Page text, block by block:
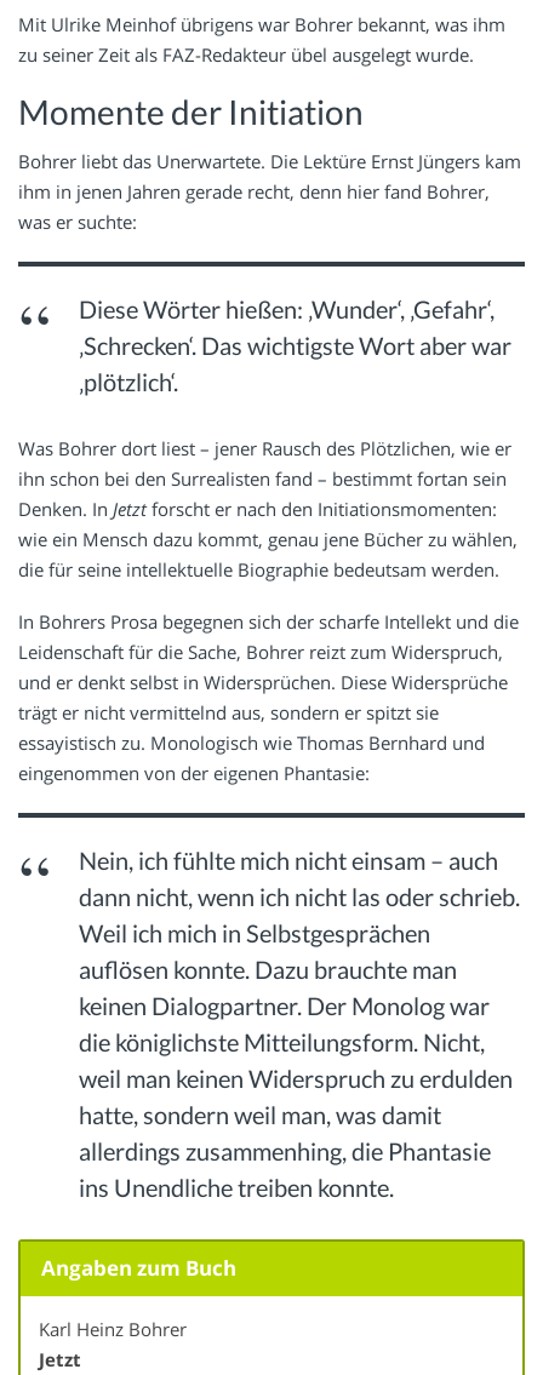
Mit Ulrike Meinhof übrigens war Bohrer bekannt, was ihm
zu seiner Zeit als FAZ-Redakteur übel ausgelegt wurde.
Momente der Initiation
Bohrer liebt das Unerwartete. Die Lektüre Ernst Jüngers kam
ihm in jenen Jahren gerade recht, denn hier fand Bohrer,
was er suchte:
Diese Wörter hießen: ‚Wunder‘, ‚Gefahr‘,
‚Schrecken‘. Das wichtigste Wort aber war
‚plötzlich‘.
Was Bohrer dort liest – jener Rausch des Plötzlichen, wie er
ihn schon bei den Surrealisten fand – bestimmt fortan sein
Denken. In Jetztforscht er nach den Initiationsmomenten:
wie ein Mensch dazu kommt, genau jene Bücher zu wählen,
die für seine intellektuelle Biographie bedeutsam werden.
In Bohrers Prosa begegnen sich der scharfe Intellekt und die
Leidenschaft für die Sache, Bohrer reizt zum Widerspruch,
und er denkt selbst in Widersprüchen. Diese Widersprüche
trägt er nicht vermittelnd aus, sondern er spitzt sie
essayistisch zu. Monologisch wie Thomas Bernhard und
eingenommen von der eigenen Phantasie:
Nein, ich fühlte mich nicht einsam – auch
dann nicht, wenn ich nicht las oder schrieb.
Weil ich mich in Selbstgesprächen
auflösen konnte. Dazu brauchte man
keinen Dialogpartner. Der Monolog war
die königlichste Mitteilungsform. Nicht,
weil man keinen Widerspruch zu erdulden
hatte, sondern weil man, was damit
allerdings zusammenhing, die Phantasie
ins Unendliche treiben konnte.
Angaben zum Buch
Karl Heinz Bohrer
Jetzt